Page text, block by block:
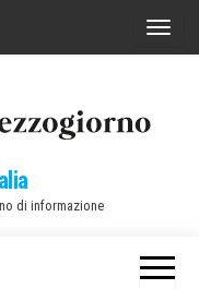
C
a
di informazione